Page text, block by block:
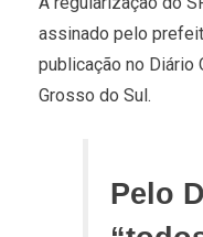
assinado pelo
publicação no
Grosso do Sul.
Pelo